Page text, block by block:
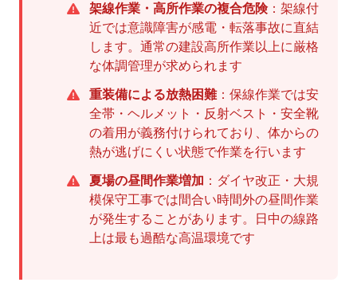
架線作業・高所作業の複合危険：架線付
近では意識障害が感電・転落事故に直結
します。通常の建設高所作業以上に厳格
な体調管理が求められます
重装備による放熱困難：保線作業では安
全帯・ヘルメット・反射ベスト・安全靴
の着用が義務付けられており、体からの
熱が逃げにくい状態で作業を行います
夏場の昼間作業増加 ：ダイヤ改正・大規
模保守工事では間合い時間外の昼間作業
が発生することがあります。日中の線路
上は最も過酷な高温環境です